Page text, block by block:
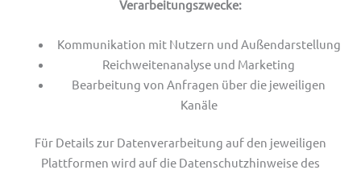
Verarbeitungszwecke:
Kommunikation mit Nutzern und Außendarstellung
Reichweitenanalyse und Marketing
Bearbeitung von Anfragen über die jeweiligen
Kanäle
Für Details zur Datenverarbeitung auf den jeweiligen
Plattformen wird auf die Datenschutzhinweise des